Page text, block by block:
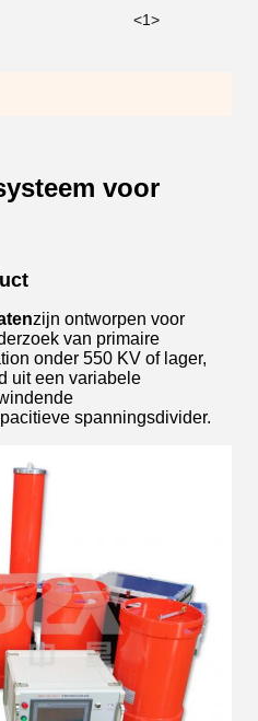
<1>
voor
zijn ontworpen voor
van primaire
onder 550 KV of lager,
uit een variabele
spanningsdivider.